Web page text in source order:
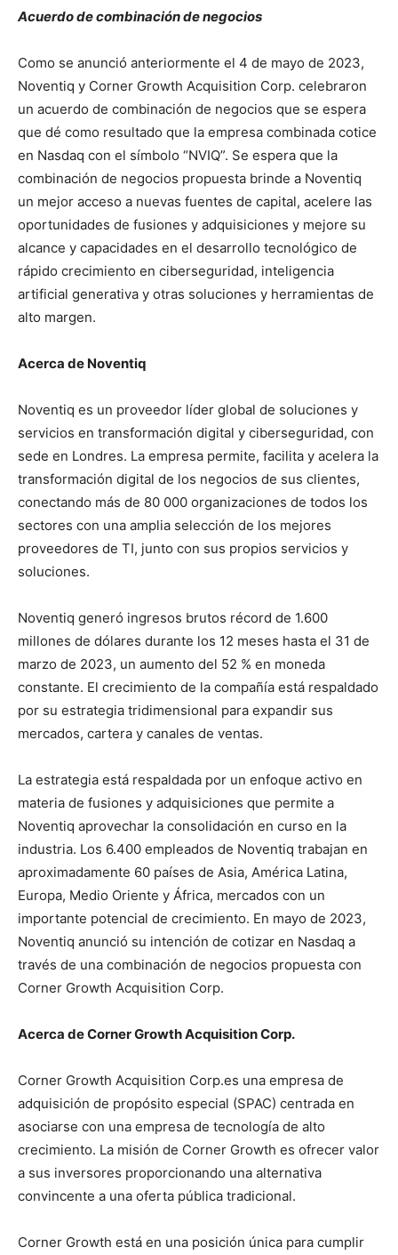
Acuerdo de combinación de negocios
Como se anunció anteriormente el 4 de mayo de 2023,
Noventiq y Corner Growth Acquisition Corp. celebraron
un acuerdo de combinación de negocios que se espera
que dé como resultado que la empresa combinada cotice
en Nasdaq con el símbolo “NVIQ”. Se espera que la
combinación de negocios propuesta brinde a Noventiq
un mejor acceso a nuevas fuentes de capital, acelere las
oportunidades de fusiones y adquisiciones y mejore su
alcance y capacidades en el desarrollo tecnológico de
rápido crecimiento en ciberseguridad, inteligencia
artificial generativa y otras soluciones y herramientas de
alto margen.
Acerca de Noventiq
Noventiq es un proveedor líder global de soluciones y
servicios en transformación digital y ciberseguridad, con
sede en Londres. La empresa permite, facilita y acelera la
transformación digital de los negocios de sus clientes,
conectando más de 80 000 organizaciones de todos los
sectores con una amplia selección de los mejores
proveedores de TI, junto con sus propios servicios y
soluciones.
Noventiq generó ingresos brutos récord de 1.600
millones de dólares durante los 12 meses hasta el 31 de
marzo de 2023, un aumento del 52 % en moneda
constante. El crecimiento de la compañía está respaldado
por su estrategia tridimensional para expandir sus
mercados, cartera y canales de ventas.
La estrategia está respaldada por un enfoque activo en
materia de fusiones y adquisiciones que permite a
Noventiq aprovechar la consolidación en curso en la
industria. Los 6.400 empleados de Noventiq trabajan en
aproximadamente 60 países de Asia, América Latina,
Europa, Medio Oriente y África, mercados con un
importante potencial de crecimiento. En mayo de 2023,
Noventiq anunció su intención de cotizar en Nasdaq a
través de una combinación de negocios propuesta con
Corner Growth Acquisition Corp.
Acerca de Corner Growth Acquisition Corp.
Corner Growth Acquisition Corp.es una empresa de
adquisición de propósito especial (SPAC) centrada en
asociarse con una empresa de tecnología de alto
crecimiento. La misión de Corner Growth es ofrecer valor
a sus inversores proporcionando una alternativa
convincente a una oferta pública tradicional.
Corner Growth está en una posición única para cumplir